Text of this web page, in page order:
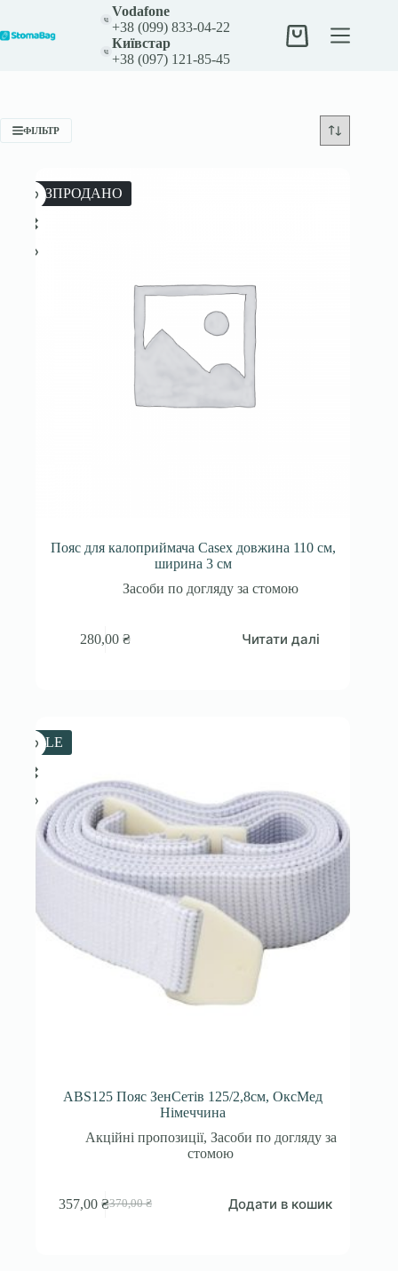
вмісту
Vodafone
+38 (099) 833-04-22
Київстар
+38 (097) 121-85-45
Кошик
ФІЛЬТР
РОЗПРОДАНО
Пояс для калоприймача Casex довжина 110 см,
ширина 3 см
Засоби по догляду за стомою
280,00₴ Читати далі
SALE
ABS125 Пояс ЗенСетів 125/2,8см, ОксМед
Німеччина
Акційні пропозиції, Засоби по догляду за
стомою
370,00₴
Оригінальна
357,00₴Поточна
Додати в кошик